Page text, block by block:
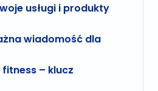
usługi i produkty
wiadomość dla
– klucz